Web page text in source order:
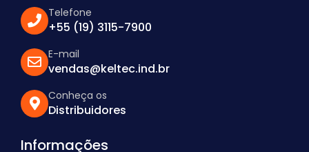
Telefone
+55 (19) 3115-7900
E-mail
vendas@keltec.ind.br
Conheça os
Distribuidores
Informações